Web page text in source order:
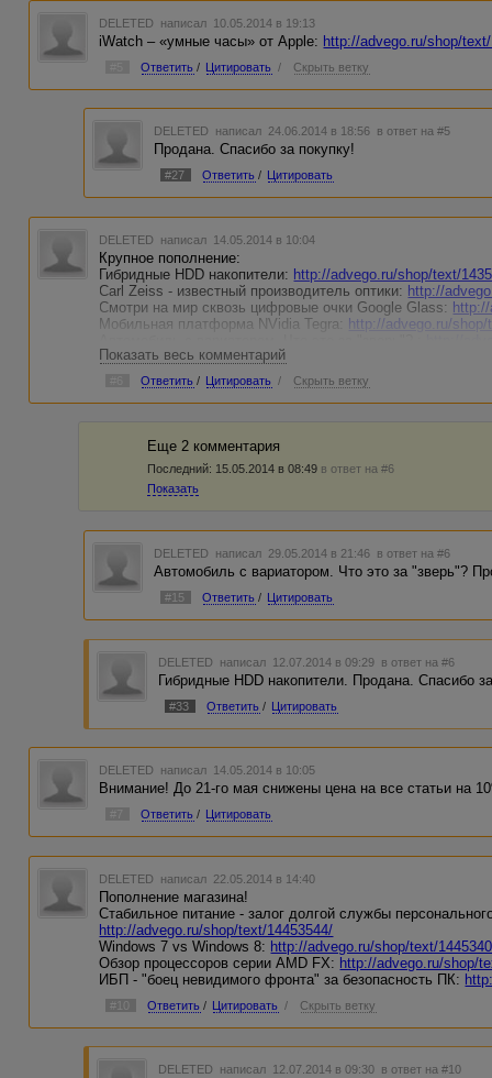
DELETED написал 10.05.2014 в 19:13
iWatch – «умные часы» от Apple: http://advego.ru/shop/
Ответить / Цитировать / Скрыть ветку
DELETED написал 24.06.2014 в 18:56 в ответ на #5
Продана. Спасибо за покупку!
#27 Ответить / Цитировать
DELETED написал 14.05.2014 в 10:04
Крупное пополнение:
Гибридные HDD накопители: http://advego.ru/shop/text/
Carl Zeiss - известный производитель оптики: http://
Смотри на мир сквозь цифровые очки Google Glass:
Мобильная платформа NVidia Tegra: http://advego.ru/
"Автомат" или "Робот"? Что удобнее? :
Линолеум для дома и офиса:
Показать весь комментарий
Ответить / Цитировать / Скрыть ветку
Еще 2 комментария
Последний: 15.05.2014 в 08:49 в ответ на #6
Показать
DELETED написал 29.05.2014 в 21:46 в ответ на #6
Автомобиль с вариатором. Что это за "зверь"?
#15 Ответить / Цитировать
DELETED написал 12.07.2014 в 09:29 в ответ на #6
Гибридные HDD накопители. Продана. Спасибо
#33 Ответить / Цитировать
DELETED написал 14.05.2014 в 10:05
Внимание! До 21-го мая снижены цена на все статьи на
Ответить / Цитировать
DELETED написал 22.05.2014 в 14:40
Пополнение магазина!
Стабильное питание - залог долгой службы
http://advego.ru/shop/text/14453544/
Windows 7 vs Windows 8: http://advego.ru/shop/text/
Обзор процессоров серии AMD FX: http://advego.ru/shop/
ИБП - "боец невидимого фронта" за безопасность ПК:
#10 Ответить / Цитировать / Скрыть ветку
DELETED написал 12.07.2014 в 09:30 в ответ на #10